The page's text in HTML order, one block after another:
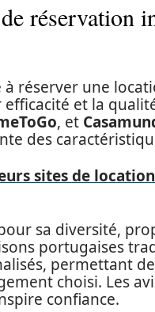
réservation
à réserver une
efficacité et la
, et
des
sites de
sa diversité,
portugaises
permettant
choisi. Les
confiance.